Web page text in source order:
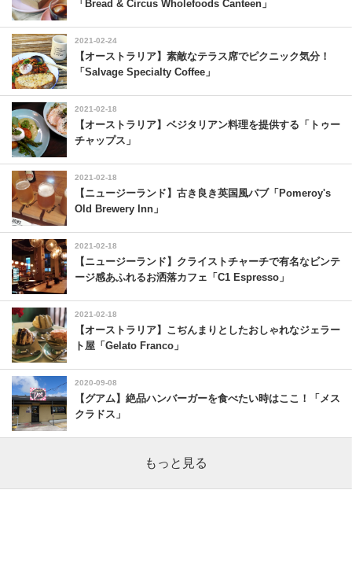
「Bread & Circus Wholefoods Canteen」
2021-02-24
【オーストラリア】素敵なテラス席でピクニック気分！
「Salvage Specialty Coffee」
2021-02-18
【オーストラリア】ベジタリアン料理を提供する「トゥー
チャップス」
2021-02-18
【ニュージーランド】古き良き英国風パブ「Pomeroy's
Old Brewery Inn」
2021-02-18
【ニュージーランド】クライストチャーチで有名なビンテ
ージ感あふれるお洒落カフェ「C1 Espresso」
2021-02-18
【オーストラリア】こぢんまりとしたおしゃれなジェラー
ト屋「Gelato Franco」
2020-09-08
【グアム】絶品ハンバーガーを食べたい時はここ！「メス
クラドス」
もっと見る